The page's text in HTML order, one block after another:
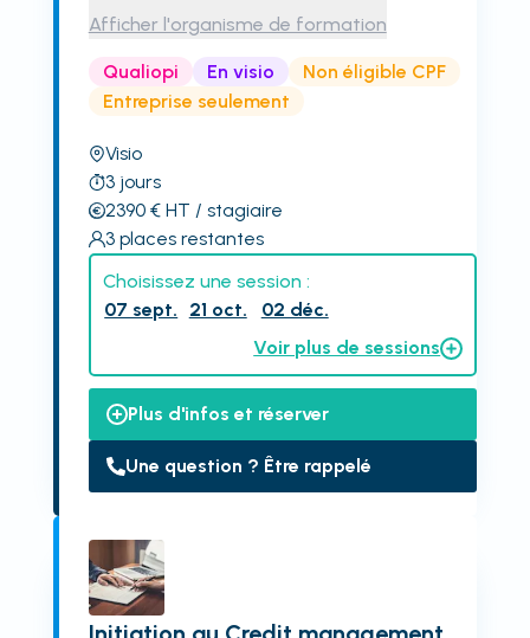
Afficher l'organisme de formation
Qualiopi En visio
Non éligible CPF
Entreprise seulement
Visio
3 jours
2390€ HT / stagiaire
3 places restantes
Choisissez une session :
07 sept.
21 oct.
02 déc.
Voir plus de sessions
Plus d'infos et réserver
Une question ? Être rappelé